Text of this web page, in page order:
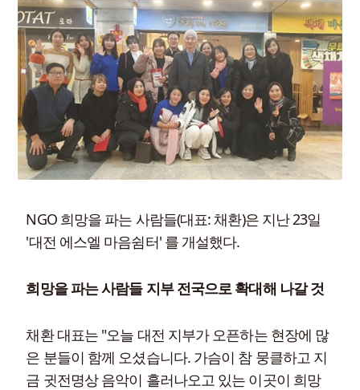
NGO 희망을 파는 사람들(대표: 채환)은 지난 23일
'대전 에스엘 마음쉼터' 를 개설했다.
희망을 파는 사람들 지부 전국으로 확대해 나갈 것
채환 대표는 "오늘 대전 지부가 오픈하는 현장에 많
은 분들이 함께 오셨습니다. 가슴이 참 뭉클하고 지
금 귓전명상 음악이 흘러나오고 있는 이곳이 희망